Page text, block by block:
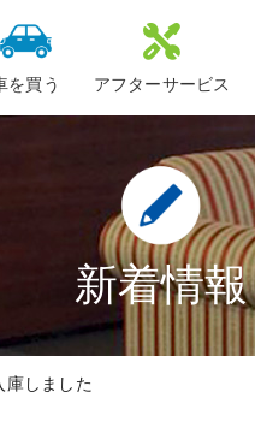
を買う アフターサービス
整備・修理
鈑金
ロードサービス
新着情報
庫しました